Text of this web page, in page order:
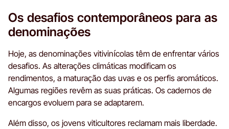
Os desafios contemporâneos para as
denominações
Hoje, as denominações vitivinícolas têm de enfrentar vários
desafios. As alterações climáticas modificam os
rendimentos, a maturação das uvas e os perfis aromáticos.
Algumas regiões revêm as suas práticas. Os cadernos de
encargos evoluem para se adaptarem.
Além disso, os jovens viticultores reclamam mais liberdade.